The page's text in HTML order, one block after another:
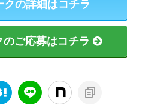
クの詳細はコチラ
ご応募はコチラ